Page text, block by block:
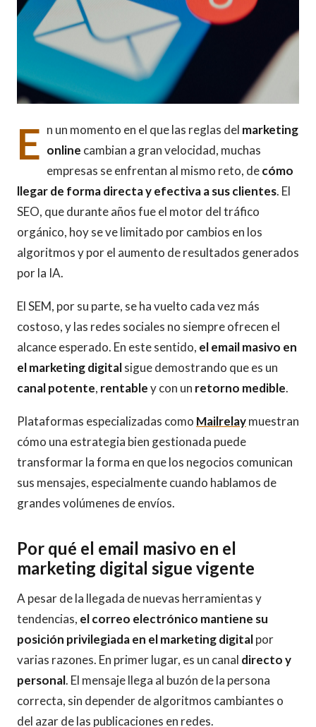
E n un momento en el que las reglas del marketing
online cambian a gran velocidad, muchas
empresas se enfrentan al mismo reto, decómo
llegar de forma directa y efectiva a sus clientes. El
SEO, que durante años fue el motor del tráfico
orgánico, hoy se ve limitado por cambios en los
algoritmos y por el aumento de resultados generados
por la IA.
El SEM, por su parte, se ha vuelto cada vez más
costoso, y las redes sociales no siempre ofrecen el
alcance esperado. En este sentido, el email masivo en
el marketing digitalsigue demostrando que es un
canal potente, rentabley con un retorno medible.
Plataformas especializadas como Mailrelaymuestran
cómo una estrategia bien gestionada puede
transformar la forma en que los negocios comunican
sus mensajes, especialmente cuando hablamos de
grandes volúmenes de envíos.
Por qué el email masivo en el
marketing digital sigue vigente
A pesar de la llegada de nuevas herramientas y
tendencias, el correo electrónico mantiene su
posición privilegiada en el marketing digitalpor
varias razones. En primer lugar, es un canal directo y
personal. El mensaje llega al buzón de la persona
correcta, sin depender de algoritmos cambiantes o
del azar de las publicaciones en redes.